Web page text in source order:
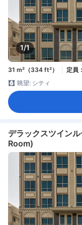
1/1
31 m²（334 ft²） 定員
眺望: シティ
デラックスツイン
Room)